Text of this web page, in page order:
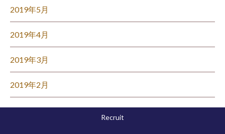
2019年5月
2019年4月
2019年3月
2019年2月
Recruit